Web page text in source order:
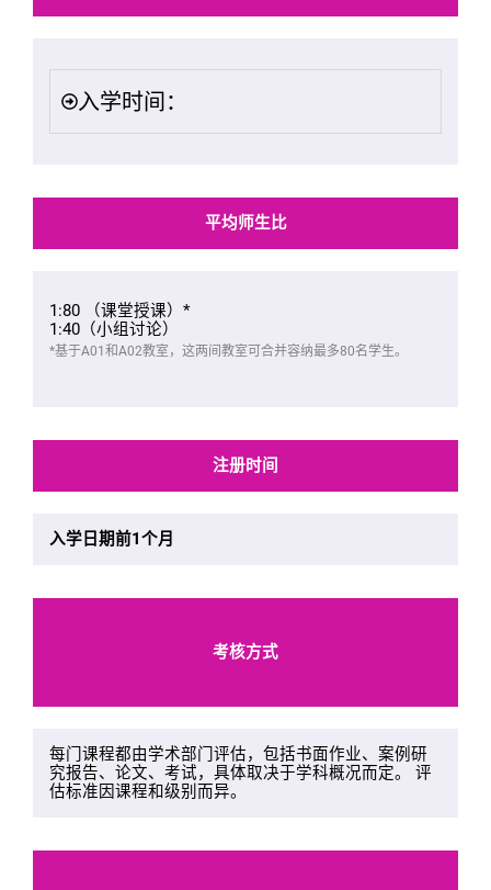
入学时间：
平均师生比
1:80 （课堂授课）*
1:40（小组讨论）
*基于A01和A02教室，这两间教室可合并容纳最多80名学生。
注册时间
入学日期前1个月
考核方式
每门课程都由学术部门评估，包括书面作业、案例研
究报告、论文、考试，具体取决于学科概况而定。 评
估标准因课程和级别而异。